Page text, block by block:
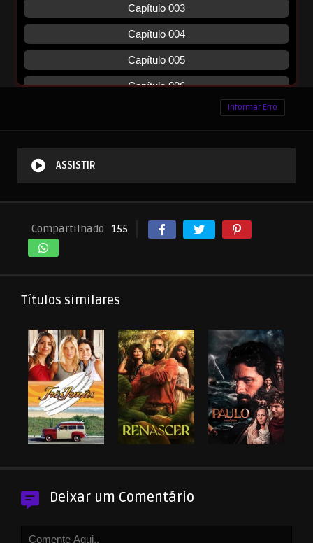
Informar Erro
ASSISTIR
Compartilhado 155
Títulos similares
Deixar um Comentário